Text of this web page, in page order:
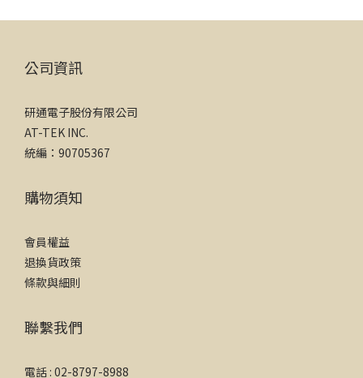
公司資訊
研通電子股份有限公司
AT-TEK INC.
統編：90705367
購物須知
會員權益
退換貨政策
條款與細則
聯繫我們
電話 : 02-8797-8988